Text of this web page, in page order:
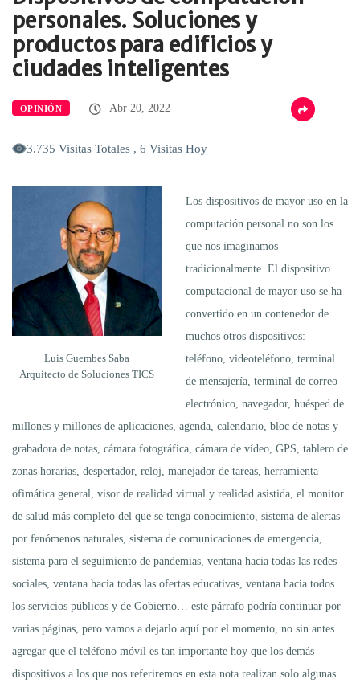
personales. Soluciones y
productos para edificios y
ciudades inteligentes
OPINIÓN Abr 20, 2022
3.735 Visitas Totales , 6 Visitas Hoy
Luis Guembes Saba
Arquitecto de Soluciones TICS
Los dispositivos de mayor uso en la
computación personal no son los
que nos imaginamos
tradicionalmente. El dispositivo
computacional de mayor uso se ha
convertido en un contenedor de
muchos otros dispositivos:
teléfono, videoteléfono, terminal
de mensajería, terminal de correo
electrónico, navegador, huésped de
millones y millones de aplicaciones, agenda, calendario, bloc de notas y
grabadora de notas, cámara fotográfica, cámara de vídeo, GPS, tablero de
zonas horarias, despertador, reloj, manejador de tareas, herramienta
ofimática general, visor de realidad virtual y realidad asistida, el monitor
de salud más completo del que se tenga conocimiento, sistema de alertas
por fenómenos naturales, sistema de comunicaciones de emergencia,
sistema para el seguimiento de pandemias, ventana hacia todas las redes
sociales, ventana hacia todas las ofertas educativas, ventana hacia todos
los servicios públicos y de Gobierno… este párrafo podría continuar por
varias páginas, pero vamos a dejarlo aquí por el momento, no sin antes
agregar que el teléfono móvil es tan importante hoy que los demás
dispositivos a los que nos referiremos en esta nota realizan solo algunas